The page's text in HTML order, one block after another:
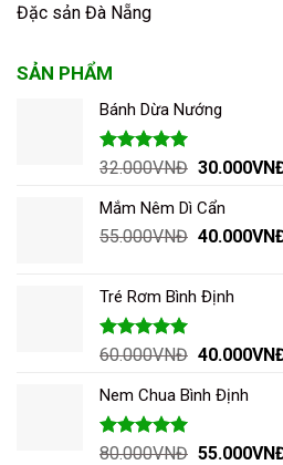
Đặc sản Đà Nẵng
SẢN PHẨM
Bánh Dừa Nướng
Được xếp
5 sao
32.000VNĐ Giá
là:
30.000
Mắm Nêm Dì Cẩn
55.000VNĐ Giá
55.000VNĐ.
40.000
Tré Rơm Bình Định
Được xếp
5 sao
60.000VNĐ Giá
là:
40.000
Nem Chua Bình Định
Được xếp
80.000VNĐ Giá
55.000